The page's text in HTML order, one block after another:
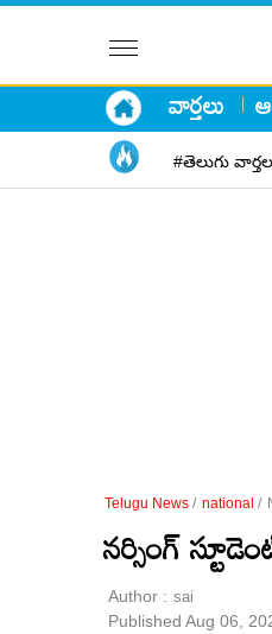
వార్తలు
#తెలుగు
Telugu News / national /
నర్సింగ్
Author : sai
Published Aug 06,